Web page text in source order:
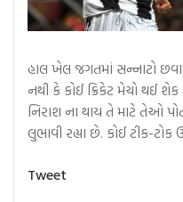
હાલ ખેલ જગતમાં સન્નાટો
નથી કે કોઈ ક્રિકેટ મેચો થઈ શેક
નિરાશ ના થાય તે માટે તેઓ
લુભાવી રહ્યા છે. કોઈ ટીક-ટોક
Tweet